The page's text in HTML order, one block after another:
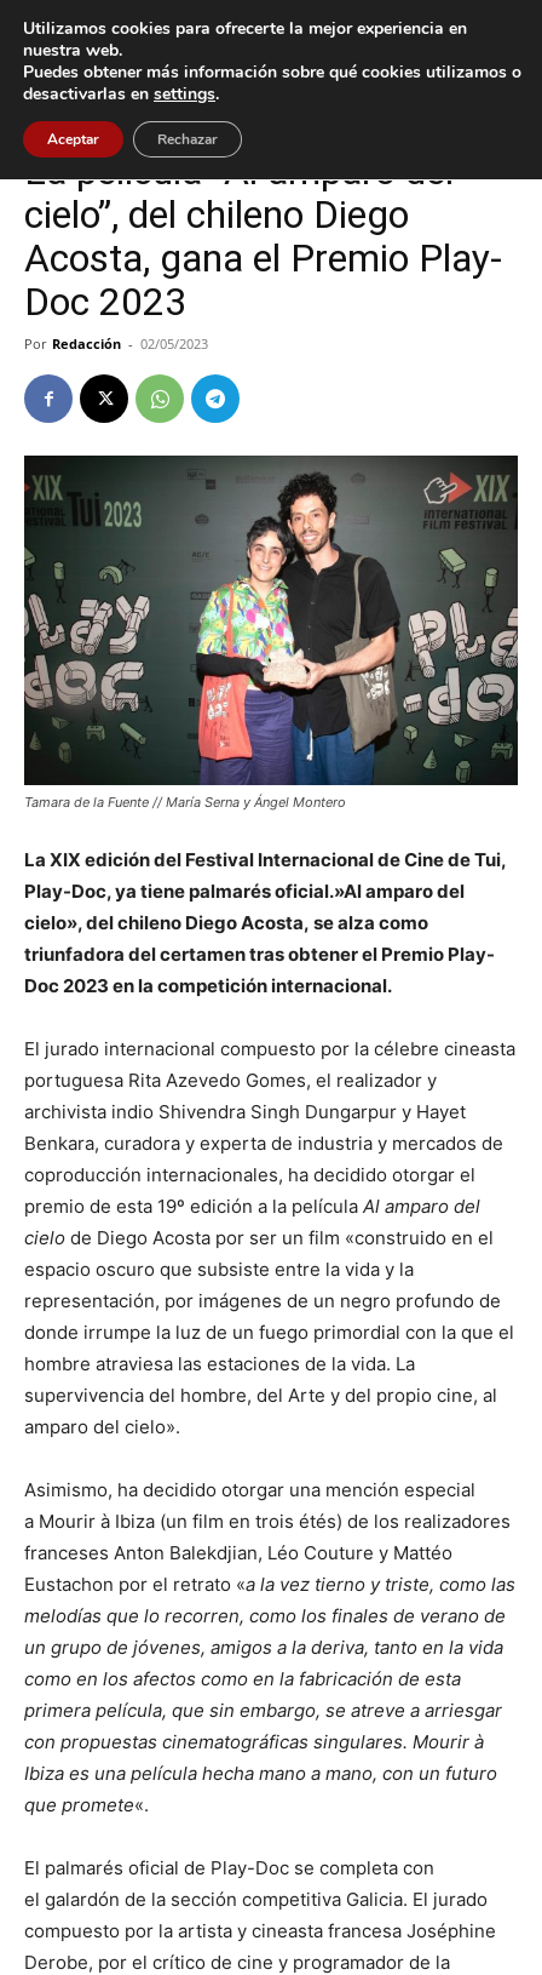
Inicio Cultura / Ocio
Cultura / Ocio Tui
La película “Al amparo del
cielo”, del chileno Diego
Acosta, gana el Premio Play-
Doc 2023
Por Redacción - 02/05/2023
Tamara de la Fuente // María Serna y Ángel Montero
La XIX edición del Festival Internacional de Cine de Tui,
Play-Doc, ya tiene palmarés oficial.»Al amparo del
cielo», del chileno Diego Acosta, se alza como
triunfadora del certamen tras obtener el Premio Play-
Doc 2023 en la competición internacional.
El jurado internacional compuesto por la célebre cineasta
portuguesa Rita Azevedo Gomes, el realizador y
archivista indio Shivendra Singh Dungarpur y Hayet
Benkara, curadora y experta de industria y mercados de
coproducción internacionales, ha decidido otorgar el
premio de esta 19º edición a la película Al amparo del
cielo de Diego Acosta por ser un film «construido en el
espacio oscuro que subsiste entre la vida y la
representación, por imágenes de un negro profundo de
donde irrumpe la luz de un fuego primordial con la que el
hombre atraviesa las estaciones de la vida. La
supervivencia del hombre, del Arte y del propio cine, al
amparo del cielo».
Asimismo, ha decidido otorgar una mención especial
a Mourir à Ibiza (un film en trois étés) de los realizadores
franceses Anton Balekdjian, Léo Couture y Mattéo
Eustachon por el retrato «a la vez tierno y triste, como las
melodías que lo recorren, como los finales de verano de
un grupo de jóvenes, amigos a la deriva, tanto en la vida
como en los afectos como en la fabricación de esta
primera película, que sin embargo, se atreve a arriesgar
con propuestas cinematográficas singulares. Mourir à
Ibiza es una película hecha mano a mano, con un futuro
que promete«.
El palmarés oficial de Play-Doc se completa con
el galardón de la sección competitiva Galicia. El jurado
compuesto por la artista y cineasta francesa Joséphine
Derobe, por el crítico de cine y programador de la
Utilizamos cookies para ofrecerte la mejor experiencia en
nuestra web.
Puedes obtener más información sobre qué cookies utilizamos o
desactivarlas en settings.
Aceptar Rechazar